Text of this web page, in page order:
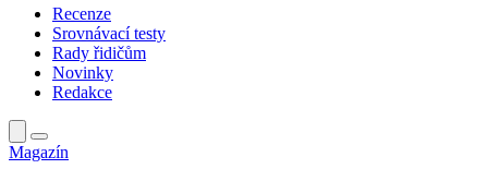
Recenze
Srovnávací testy
Rady řidičům
Novinky
Redakce
Magazín